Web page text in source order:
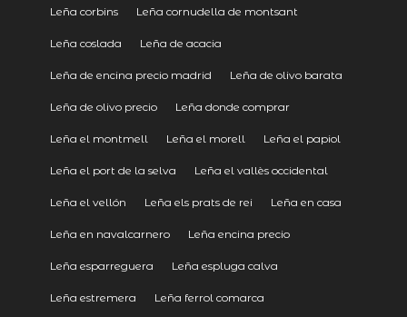
Leña corbins Leña cornudella de montsant
Leña coslada Leña de acacia
Leña de encina precio madrid Leña de olivo barata
Leña de olivo precio Leña donde comprar
Leña el montmell Leña el morell Leña el papiol
Leña el port de la selva Leña el vallès occidental
Leña el vellón Leña els prats de rei Leña en casa
Leña en navalcarnero Leña encina precio
Leña esparreguera Leña espluga calva
Leña estremera Leña ferrol comarca